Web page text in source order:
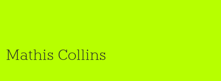
Mathis Collins